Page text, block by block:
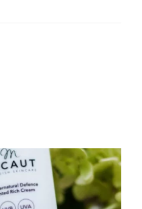
härliga strålar men
dig
...